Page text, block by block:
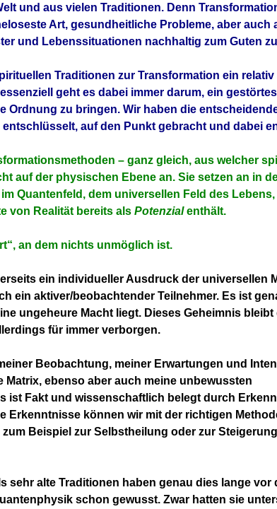
und aus vielen Traditionen. Denn
Art, gesundheitliche Probleme, aber auch
und Lebenssituationen nachhaltig zum Guten
Traditionen zur Transformation ein
geht es dabei immer darum, ein
Ordnung zu bringen. Wir haben die
entschlüsselt, auf den Punkt gebracht und dabei
– ganz gleich, aus welcher
auf der physischen Ebene an. Sie setzen an in
Quantenfeld, dem universellen Feld des
von Realität bereits als Potenzialenthält.
an dem nichts unmöglich ist.
ein individueller Ausdruck der universellen
ein aktiver/beobachtender Teilnehmer. Es ist
ungeheure Macht liegt. Dieses Geheimnis bleibt
für immer verborgen.
Beobachtung, meiner Erwartungen und
Matrix, ebenso aber auch meine unbewussten
ist Fakt und wissenschaftlich belegt durch
Erkenntnisse können wir mit der richtigen
Beispiel zur Selbstheilung oder zur
sehr alte Traditionen haben genau dies lange vor
schon gewusst. Zwar hatten sie